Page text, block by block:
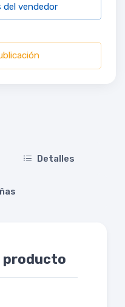
del vendedor
Detalles
producto